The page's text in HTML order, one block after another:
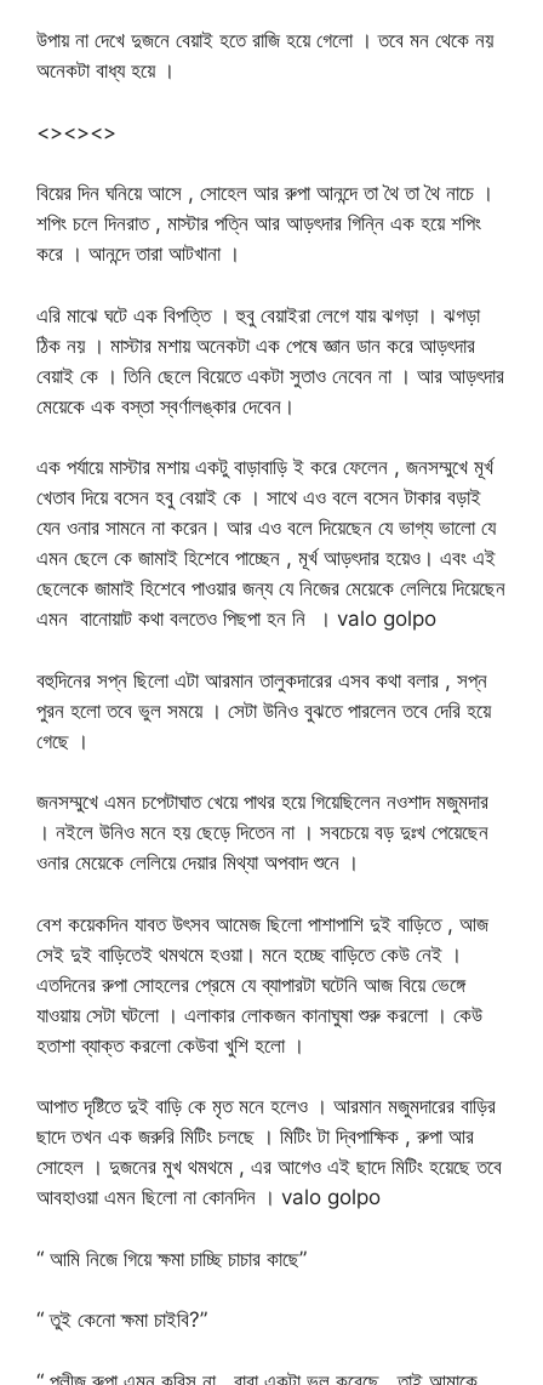
উপায় না দেখে দুজনে বেয়াই হতে রাজি হয়ে গেলো । তবে মন থেকে নয়
অনেকটা বাধ্য হয়ে ।
<><><>
বিয়ের দিন ঘনিয়ে আসে , সোহেল আর রুপা আনন্দে তা থৈ তা থৈ নাচে ।
শপিং চলে দিনরাত , মাস্টার পত্নি আর আড়ৎদার গিন্নি এক হয়ে শপিং
করে । আনন্দে তারা আটখানা ।
এরি মাঝে ঘটে এক বিপত্তি । হুবু বেয়াইরা লেগে যায় ঝগড়া । ঝগড়া
ঠিক নয় । মাস্টার মশায় অনেকটা এক পেষে জ্ঞান ডান করে আড়ৎদার
বেয়াই কে । তিনি ছেলে বিয়েতে একটা সুতাও নেবেন না । আর আড়ৎদার
মেয়েকে এক বস্তা স্বর্ণালঙ্কার দেবেন।
এক পর্যায়ে মাস্টার মশায় একটু বাড়াবাড়ি ই করে ফেলেন , জনসম্মুখে মূর্খ
খেতাব দিয়ে বসেন হবু বেয়াই কে । সাথে এও বলে বসেন টাকার বড়াই
যেন ওনার সামনে না করেন। আর এও বলে দিয়েছেন যে ভাগ্য ভালো যে
এমন ছেলে কে জামাই হিশেবে পাচ্ছেন , মূর্খ আড়ৎদার হয়েও। এবং এই
ছেলেকে জামাই হিশেবে পাওয়ার জন্য যে নিজের মেয়েকে লেলিয়ে দিয়েছেন
এমন বানোয়াট কথা বলতেও পিছপা হন নি । valo golpo
বহুদিনের সপ্ন ছিলো এটা আরমান তালুকদারের এসব কথা বলার , সপ্ন
পুরন হলো তবে ভুল সময়ে । সেটা উনিও বুঝতে পারলেন তবে দেরি হয়ে
গেছে ।
জনসম্মুখে এমন চপেটাঘাত খেয়ে পাথর হয়ে গিয়েছিলেন নওশাদ মজুমদার
। নইলে উনিও মনে হয় ছেড়ে দিতেন না । সবচেয়ে বড় দুঃখ পেয়েছেন
ওনার মেয়েকে লেলিয়ে দেয়ার মিথ্যা অপবাদ শুনে ।
বেশ কয়েকদিন যাবত উৎসব আমেজ ছিলো পাশাপাশি দুই বাড়িতে , আজ
সেই দুই বাড়িতেই থমথমে হওয়া। মনে হচ্ছে বাড়িতে কেউ নেই ।
এতদিনের রুপা সোহলের প্রেমে যে ব্যাপারটা ঘটেনি আজ বিয়ে ভেঙ্গে
যাওয়ায় সেটা ঘটলো । এলাকার লোকজন কানাঘুষা শুরু করলো । কেউ
হতাশা ব্যাক্ত করলো কেউবা খুশি হলো ।
আপাত দৃষ্টিতে দুই বাড়ি কে মৃত মনে হলেও । আরমান মজুমদারের বাড়ির
ছাদে তখন এক জরুরি মিটিং চলছে । মিটিং টা দ্বিপাক্ষিক , রুপা আর
সোহেল । দুজনের মুখ থমথমে , এর আগেও এই ছাদে মিটিং হয়েছে তবে
আবহাওয়া এমন ছিলো না কোনদিন । valo golpo
“ আমি নিজে গিয়ে ক্ষমা চাচ্ছি চাচার কাছে”
“ তুই কেনো ক্ষমা চাইবি?”